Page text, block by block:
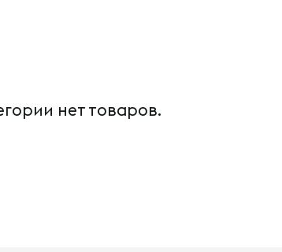
нет товаров.